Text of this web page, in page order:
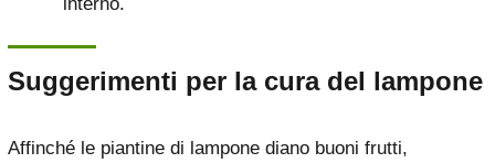
interno.
Suggerimenti per la cura del lampone
Affinché le piantine di lampone diano buoni frutti,